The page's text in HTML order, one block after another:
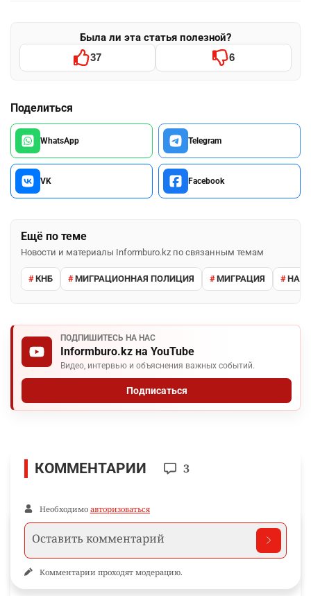
Была ли эта статья полезной?
37 6
Поделиться
WhatsApp Telegram
VK Facebook
Ещё по теме
Новости и материалы Informburo.kz по связанным темам
КНБ МИГРАЦИОННАЯ ПОЛИЦИЯ МИГРАЦИЯ
ПОДПИШИТЕСЬ НА НАС
Informburo.kz на YouTube
Видео, интервью и объяснения важных событий.
Подписаться
КОММЕНТАРИИ 3
Необходимо авторизоваться
Комментарии проходят модерацию.